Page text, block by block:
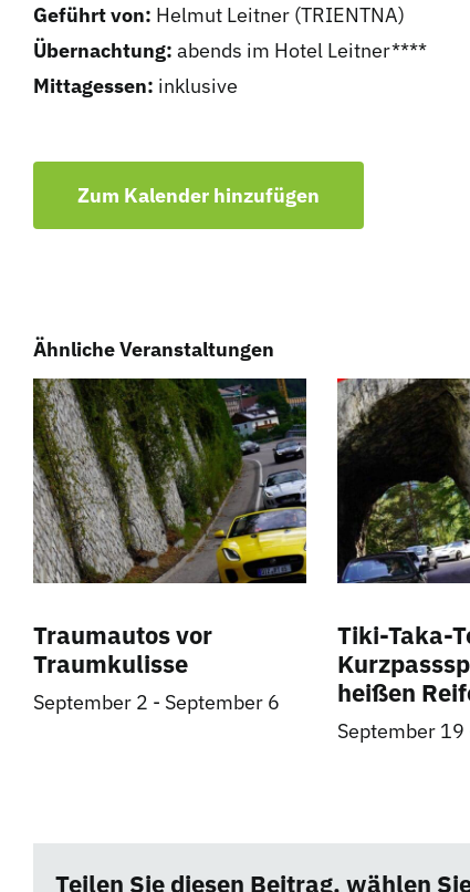
Geführt von: Helmut Leitner (TRIENTNA)
Übernachtung: abends im Hotel Leitner****
Mittagessen: inklusive
Zum Kalender hinzufügen
Ähnliche Veranstaltungen
Traumautos vor
Traumkulisse
September 2 - September 6
Tiki-Taka-
heißen
September 19
Teilen Sie diesen Beitrag, wählen